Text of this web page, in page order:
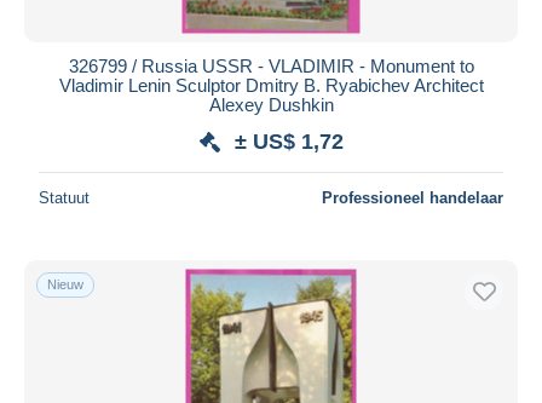
Eindigt binnen
Van US$
Bankoverschrijving
326799 / Russia USSR - VLADIMIR - Monument to
Vladimir Lenin Sculptor Dmitry B. Ryabichev Architect
Alexey Dushkin
± US$ 1,72
Statuut Professioneel handelaar
Nieuw